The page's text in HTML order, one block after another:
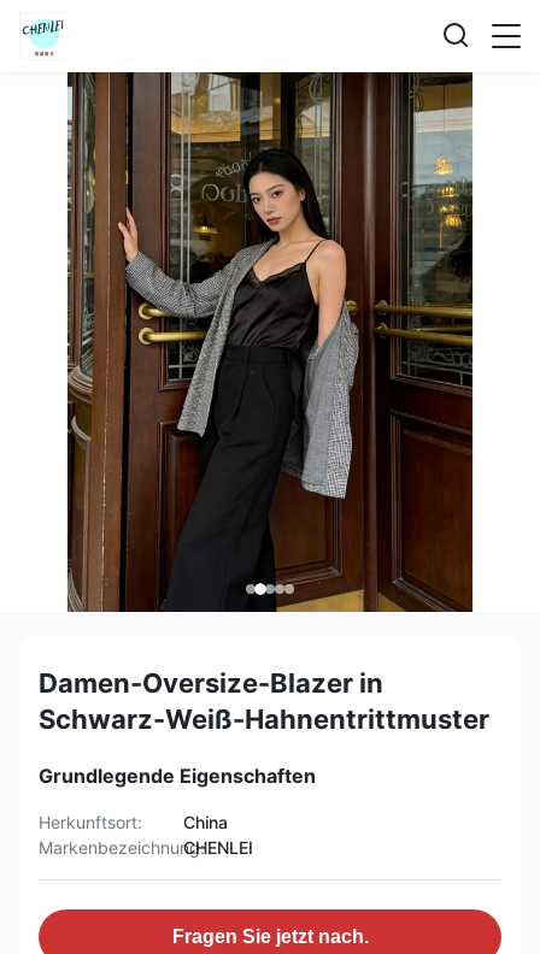
Damen-Oversize-Blazer in
Schwarz-Weiß-Hahnentrittmuster
Grundlegende Eigenschaften
Herkunftsort:
China
Markenbezeichnung:CHENLEI
Fragen Sie jetzt nach.